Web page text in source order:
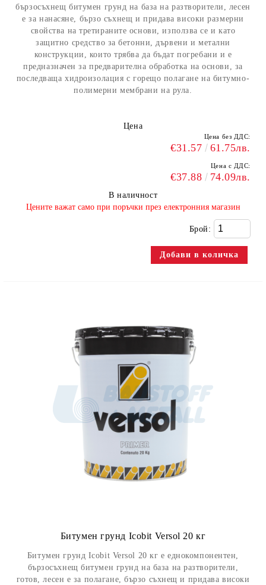
бързосъхнещ битумен грунд на база на разтворители, лесен
е за нанасяне, бързо съхнещ и придава високи размерни
свойства на третираните основи, използва се и като
защитно средство за бетонни, дървени и метални
конструкции, които трябва да бъдат погребани и е
предназначен за предварителна обработка на основи, за
последваща хидроизолация с горещо полагане на битумно-
полимерни мембрани на рула.
Цена
Цена без ДДС:
€31.57 61.75лв.
Цена с ДДС:
€37.88 74.09лв.
В наличност
​Цените важат само при поръчки през електронния магазин
Брой:
Битумен грунд Icobit Versol 20 кг
Битумен грунд Icobit Versol 20 кг е еднокомпонентен,
бързосъхнещ битумен грунд на база на разтворители,
готов, лесен е за полагане, бързо съхнещ и придава високи